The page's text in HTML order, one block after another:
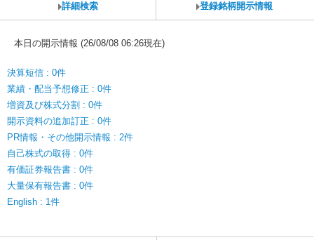
詳細検索 登録銘柄開示情報
本日の開示情報 (26/08/08 06:26現在)
決算短信 : 0件
業績・配当予想修正 : 0件
増資及び株式分割 : 0件
開示資料の追加訂正 : 0件
PR情報・その他開示情報 : 2件
自己株式の取得 : 0件
有価証券報告書 : 0件
大量保有報告書 : 0件
English : 1件